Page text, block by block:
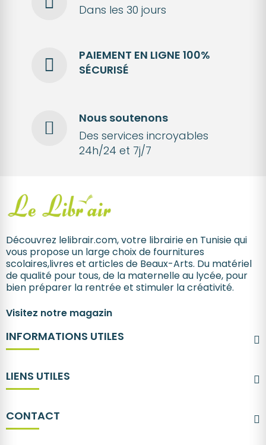
Dans les 30 jours
PAIEMENT EN LIGNE 100%
SÉCURISÉ
Nous soutenons
Des services incroyables
24h/24 et 7j/7
Découvrez lelibrair.com, votre librairie en Tunisie qui
vous propose un large choix de fournitures
scolaires,livres et articles de Beaux-Arts. Du matériel
de qualité pour tous, de la maternelle au lycée, pour
bien préparer la rentrée et stimuler la créativité.
Visitez notre magazin
INFORMATIONS UTILES
LIENS UTILES
CONTACT